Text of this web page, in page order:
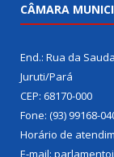
CÂMARA
End.: Rua da
Juruti/Pará
CEP: 68170-000
Fone: (93) 99168-
Horário de
E-mail: